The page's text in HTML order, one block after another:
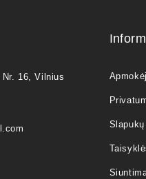
16, Vilnius